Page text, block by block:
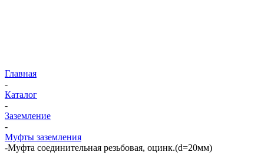
Главная
-
Каталог
-
Заземление
-
Муфты заземления
-Муфта соединительная резьбовая, оцинк.(d=20мм)